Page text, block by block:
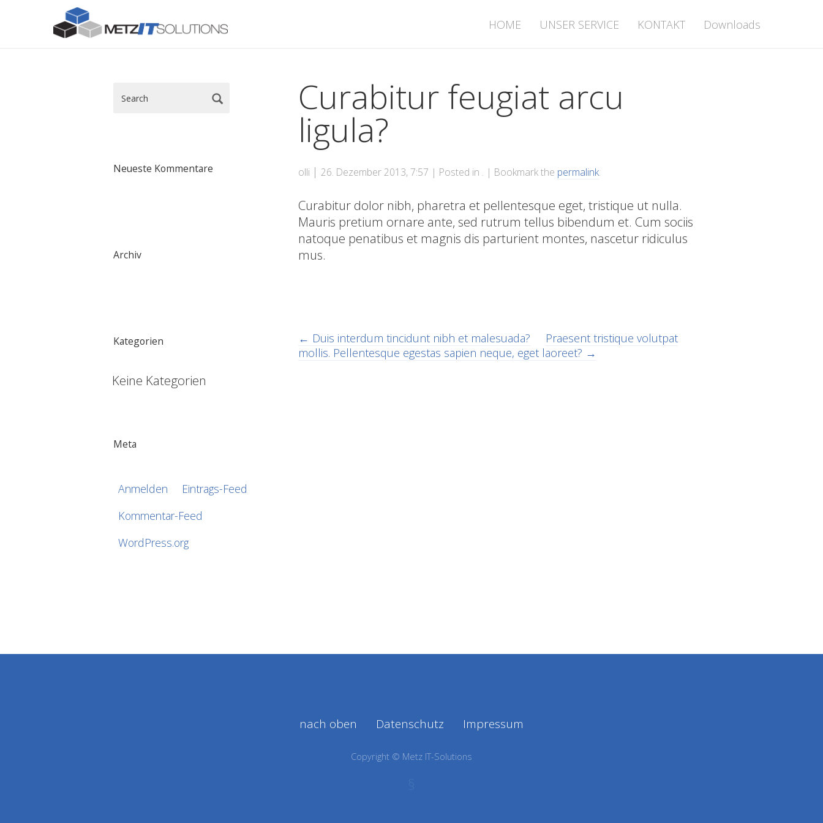
HOME UNSER SERVICE KONTAKT Downloads
Neueste Kommentare
Archiv
Kategorien
Keine Kategorien
Meta
Anmelden
Eintrags-Feed
Kommentar-Feed
WordPress.org
Curabitur feugiat arcu
ligula?
olli | 26. Dezember 2013, 7:57 | Posted in . | Bookmark the permalink.
Curabitur dolor nibh, pharetra et pellentesque eget, tristique ut nulla.
Mauris pretium ornare ante, sed rutrum tellus bibendum et. Cum sociis
natoque penatibus et magnis dis parturient montes, nascetur ridiculus
mus.
Post
navigation
← Duis interdum tincidunt nibh et malesuada?
Praesent tristique volutpat
mollis. Pellentesque egestas sapien neque, eget laoreet? →
nach oben Datenschutz Impressum
Copyright © Metz IT-Solutions